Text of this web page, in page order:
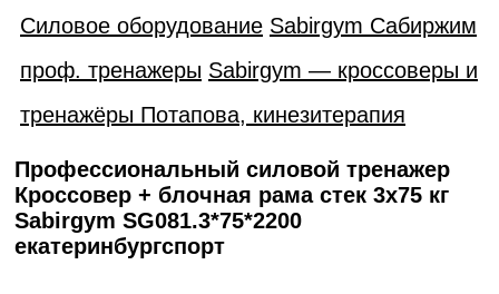
Силовое оборудование Sabirgym Сабиржим
проф. тренажеры Sabirgym — кроссоверы и
тренажёры Потапова, кинезитерапия
Профессиональный силовой тренажер
Кроссовер + блочная рама стек 3х75 кг
Sabirgym SG081.3*75*2200
екатеринбургспорт